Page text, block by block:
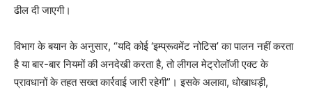
ढील दी जाएगी।
विभाग के बयान के अनुसार, “यदि कोई ‘इम्प्रूवमेंट नोटिस’ का पालन नहीं करता
है या बार-बार नियमों की अनदेखी करता है, तो लीगल मेट्रोलॉजी एक्ट के
प्रावधानों के तहत सख्त कार्रवाई जारी रहेगी”। इसके अलावा, धोखाधड़ी,